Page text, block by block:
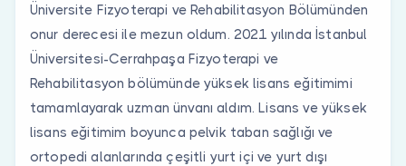
Üniversite Fizyoterapi ve Rehabilitasyon Bölümünden
onur derecesi ile mezun oldum. 2021 yılında İstanbul
Üniversitesi-Cerrahpaşa Fizyoterapi ve
Rehabilitasyon bölümünde yüksek lisans eğitimimi
tamamlayarak uzman ünvanı aldım. Lisans ve yüksek
lisans eğitimim boyunca pelvik taban sağlığı ve
ortopedi alanlarında çeşitli yurt içi ve yurt dışı